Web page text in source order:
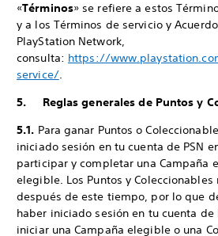
«Términos» se refiere a estos
y a los Términos de servicio y
PlayStation Network,
consulta: https://
service/.
5. Reglas generales de Puntos y
5.1. Para ganar Puntos o
iniciado sesión en tu cuenta de PSN
participar y completar una Campaña
elegible. Los Puntos y
después de este tiempo, por lo que
haber iniciado sesión en tu cuenta de
iniciar una Campaña elegible o una